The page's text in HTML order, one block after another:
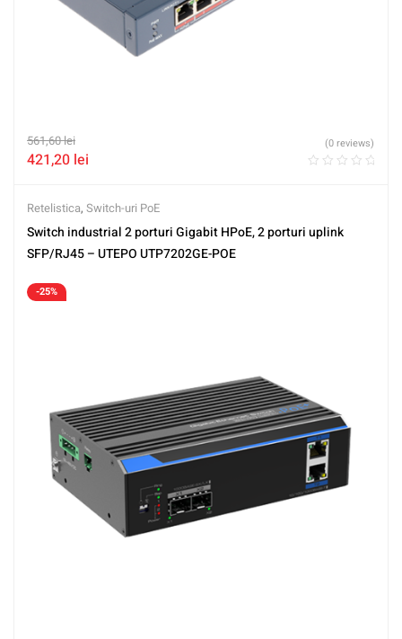
561,60lei
421,20 lei
(0 reviews)
Retelistica, Switch-uri PoE
Switch industrial 2 porturi Gigabit HPoE, 2 porturi uplink
SFP/RJ45 – UTEPO UTP7202GE-POE
-25%